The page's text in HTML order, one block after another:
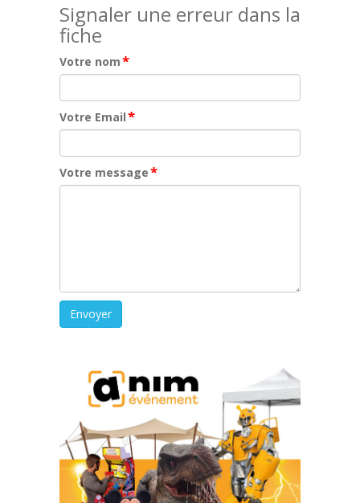
Signaler une erreur dans la
fiche
Votre nom*
Votre Email*
Votre message*